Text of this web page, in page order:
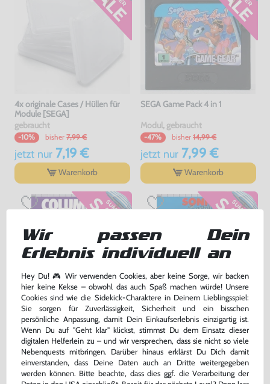
4x originale Cases / Hüllen für
Module [SEGA]
gebraucht
-10% bisher 7,99 €
jetzt nur7,19 €
Warenkorb
SEGA Game Pack 4 in 1
Modul, gebraucht
-47% bisher 14,99 €
jetzt nur7,99 €
Warenkorb
Columns
Modul, sehr guter Zustand, gebraucht
-20% bisher 8,99 €
jetzt nur7,19 €
Sonic the Hedgehog 1
-10% bisher 22,99 €
jetzt nur20,69 €
Wir passen Dein
Erlebnis individuell an
Hey Du! 🎮 Wir verwenden Cookies, aber keine Sorge, wir backen
hier keine Kekse – obwohl das auch Spaß machen würde! Unsere
Cookies sind wie die Sidekick-Charaktere in Deinem Lieblingsspiel:
Sie sorgen für Zuverlässigkeit, Sicherheit und ein bisschen
persönliche Anpassung, damit Dein Einkaufserlebnis einzigartig ist.
Wenn Du auf "Geht klar" klickst, stimmst Du dem Einsatz dieser
digitalen Helferlein zu – und wir versprechen, dass sie nicht so viele
Nebenquests mitbringen. Darüber hinaus erklärst Du Dich damit
einverstanden, dass Deine Daten auch an Dritte weitergegeben
werden können. Bitte beachte, dass dies ggf. die Verarbeitung der